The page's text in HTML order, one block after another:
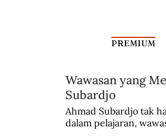
Menteri Luar Negeri
PREMIUM
Wawasan yang
Subardjo
Ahmad Subardjo tak
dalam pelajaran,